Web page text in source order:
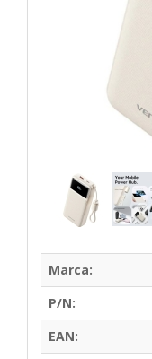
Marca:
P/N:
EAN: